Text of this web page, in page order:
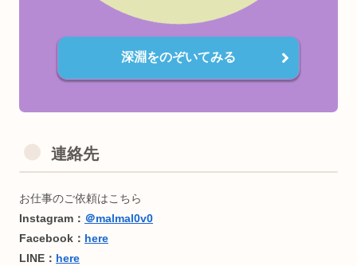
TOKYO STARTUP GATEWAY 2020Semi Finallist
＜資格🐥＞（おまけ）
・RYT200(全米ヨガアライアンス協会)
・基本情報技術者(午後問C/1ヶ月半)
・Python3認定基礎(🧸目当て)
・Linux Essentials(永久化記念)
・第二種電気工事士(電気風呂自作)
・乙種第4類危険物取扱者(ノリで)
深淵をのぞいてみる
連絡先